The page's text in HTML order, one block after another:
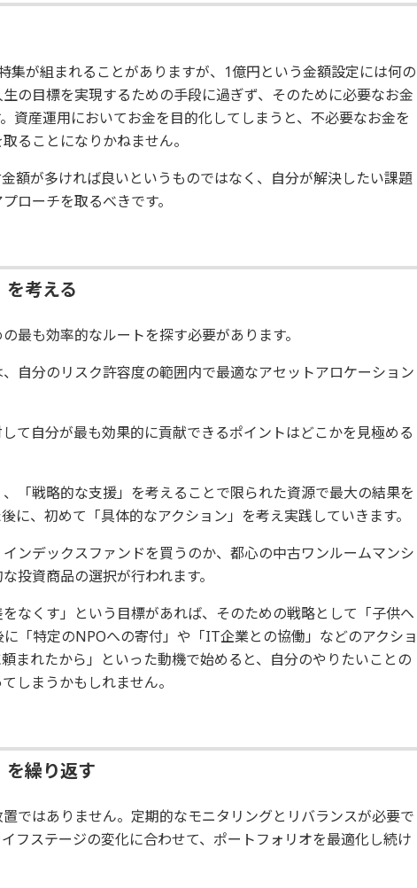
集が組まれることがありますが、1億円という金額設定には何の
の目標を実現するための手段に過ぎず、そのために必要なお金
資産運用においてお金を目的化してしまうと、不必要なお金を
ることになりかねません。
額が多ければ良いというものではなく、自分が解決したい課題
ローチを取るべきです。
考える
最も効率的なルートを探す必要があります。
自分のリスク許容度の範囲内で最適なアセットアロケーション
て自分が最も効果的に貢献できるポイントはどこかを見極める
「戦略的な支援」を考えることで限られた資源で最大の結果を
に、初めて「具体的なアクション」を考え実践していきます。
ンデックスファンドを買うのか、都心の中古ワンルームマンシ
投資商品の選択が行われます。
なくす」という目標があれば、そのための戦略として「子供へ
「特定のNPOへの寄付」や「IT企業との協働」などのアクショ
まれたから」といった動機で始めると、自分のやりたいことの
しまうかもしれません。
を繰り返す
ではありません。定期的なモニタリングとリバランスが必要で
フステージの変化に合わせて、ポートフォリオを最適化し続け